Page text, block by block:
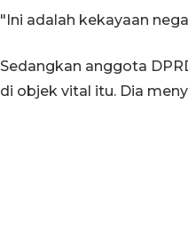
"Ini adalah kekayaan
Sedangkan anggota
di objek vital itu. Dia